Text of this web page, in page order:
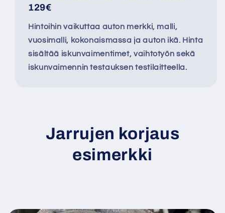
129€
Hintoihin vaikuttaa auton merkki, malli,
vuosimalli, kokonaismassa ja auton ikä. Hinta
sisältää iskunvaimentimet, vaihtotyön sekä
iskunvaimennin testauksen testilaitteella.
Jarrujen korjaus
esimerkki